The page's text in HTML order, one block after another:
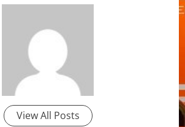
View All Posts